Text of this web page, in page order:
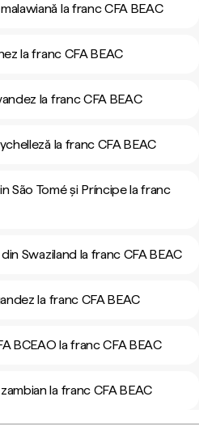
la franc CFA BEAC
la franc CFA BEAC
la franc CFA BEAC
la franc CFA BEAC
São Tomé și Príncipe la franc
Swaziland la franc CFA BEAC
la franc CFA BEAC
BCEAO la franc CFA BEAC
la franc CFA BEAC